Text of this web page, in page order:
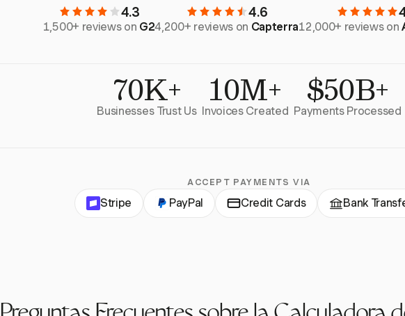
4.3
1,500+ reviews on G2
4.6
4,200+ reviews on Capterra12,000+ reviews on
70K+
Businesses Trust Us 10M+
Invoices Created $50B+
Payments Processed
ACCEPT PAYMENTS VIA
Stripe PayPal Credit Cards Bank